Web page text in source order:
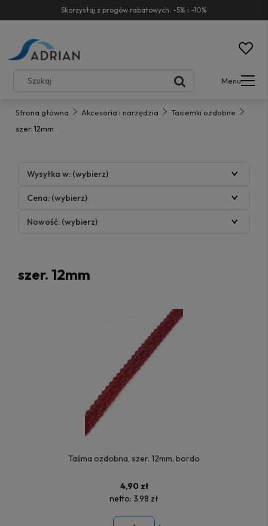
Skorzystaj z progów rabatowych: -5% i -10%
Menu
Strona główna Akcesoria i narzędzia
Tasiemki ozdobne
szer. 12mm
Wysyłka w: (wybierz)
Cena: (wybierz)
Nowość: (wybierz)
szer. 12mm
Taśma ozdobna, szer. 12mm, bordo
4,90 zł
netto: 3,98 zł